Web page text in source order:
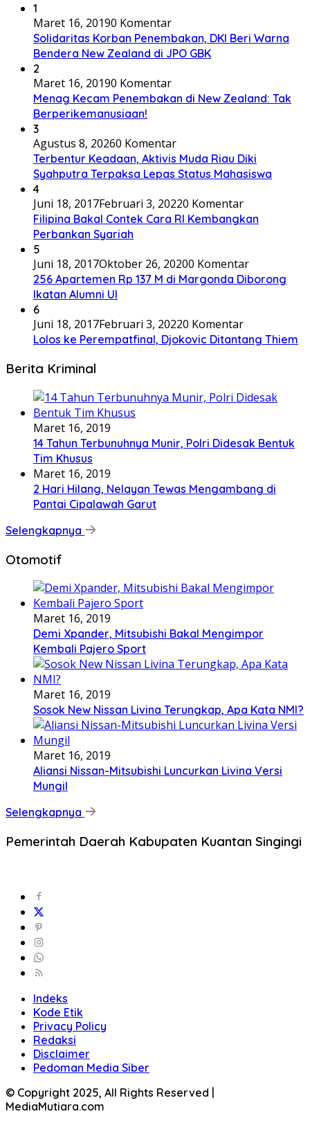
1
Maret 16, 20190 Komentar
Solidaritas Korban Penembakan, DKI Beri Warna
Bendera New Zealand di JPO GBK
2
Maret 16, 20190 Komentar
Menag Kecam Penembakan di New Zealand: Tak
Berperikemanusiaan!
3
Agustus 8, 20260 Komentar
Terbentur Keadaan, Aktivis Muda Riau Diki
Syahputra Terpaksa Lepas Status Mahasiswa
4
Juni 18, 2017Februari 3, 20220 Komentar
Filipina Bakal Contek Cara RI Kembangkan
Perbankan Syariah
5
Juni 18, 2017Oktober 26, 20200 Komentar
256 Apartemen Rp 137 M di Margonda Diborong
Ikatan Alumni UI
6
Juni 18, 2017Februari 3, 20220 Komentar
Lolos ke Perempatfinal, Djokovic Ditantang Thiem
Berita Kriminal
Maret 16, 2019
14 Tahun Terbunuhnya Munir, Polri Didesak Bentuk
Tim Khusus
Maret 16, 2019
2 Hari Hilang, Nelayan Tewas Mengambang di
Pantai Cipalawah Garut
Selengkapnya
Otomotif
Maret 16, 2019
Demi Xpander, Mitsubishi Bakal Mengimpor
Kembali Pajero Sport
Maret 16, 2019
Sosok New Nissan Livina Terungkap, Apa Kata NMI?
Maret 16, 2019
Aliansi Nissan-Mitsubishi Luncurkan Livina Versi
Mungil
Selengkapnya
Pemerintah Daerah Kabupaten Kuantan Singingi
Indeks
Kode Etik
Privacy Policy
Redaksi
Disclaimer
Pedoman Media Siber
© Copyright 2025, All Rights Reserved |
MediaMutiara.com